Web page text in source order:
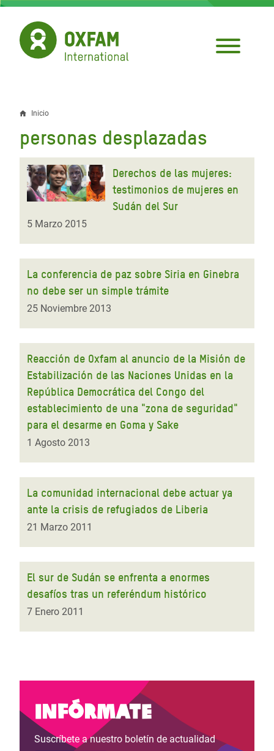
Pasar
contenido
principal
Sobrescribir
enlaces
de
ayuda
la
navegación
Inicio
personas desplazadas
Derechos de las mujeres:
testimonios de mujeres en
Sudán del Sur
5 Marzo 2015
La conferencia de paz sobre Siria en Ginebra
no debe ser un simple trámite
25 Noviembre 2013
Reacción de Oxfam al anuncio de la Misión de
Estabilización de las Naciones Unidas en la
República Democrática del Congo del
establecimiento de una "zona de seguridad"
para el desarme en Goma y Sake
1 Agosto 2013
La comunidad internacional debe actuar ya
ante la crisis de refugiados de Liberia
21 Marzo 2011
El sur de Sudán se enfrenta a enormes
desafíos tras un referéndum histórico
7 Enero 2011
Infórmate
Suscríbete a nuestro boletín de actualidad